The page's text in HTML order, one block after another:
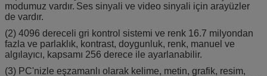
modumuz vardır. Ses sinyali ve video sinyali için arayüzler
de vardır.
(2) 4096 dereceli gri kontrol sistemi ve renk 16.7 milyondan
fazla ve parlaklık, kontrast, doygunluk, renk, manuel ve
algılayıcı, kapsamı 256 derece ile ayarlanabilir.
(3) PC'nizle eşzamanlı olarak kelime, metin, grafik, resim,